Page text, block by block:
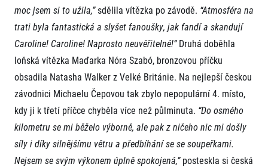
moc jsem si to užila,”sdělila vítězka po závodě. “Atmosféra na
trati byla fantastická a slyšet fanoušky, jak fandí a skandují
Caroline! Caroline! Naprosto neuvěřitelné!”Druhá doběhla
loňská vítězka Maďarka Nóra Szabó, bronzovou příčku
obsadila Natasha Walker z Velké Británie. Na nejlepší českou
závodnici Michaelu Čepovou tak zbylo nepopulární 4. místo,
kdy ji k třetí příčce chyběla více než půlminuta. “Do osmého
kilometru se mi běželo výborně, ale pak z ničeho nic mi došly
síly i díky silnějšímu větru a předbíhání se se soupeřkami.
Nejsem se svým výkonem úplně spokojená,”posteskla si česká